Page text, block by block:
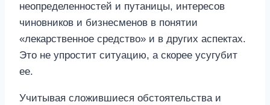
неопределенностей и путаницы, интересов
чиновников и бизнесменов в понятии
«лекарственное средство» и в других аспектах.
Это не упростит ситуацию, а скорее усугубит
ее.
Учитывая сложившиеся обстоятельства и